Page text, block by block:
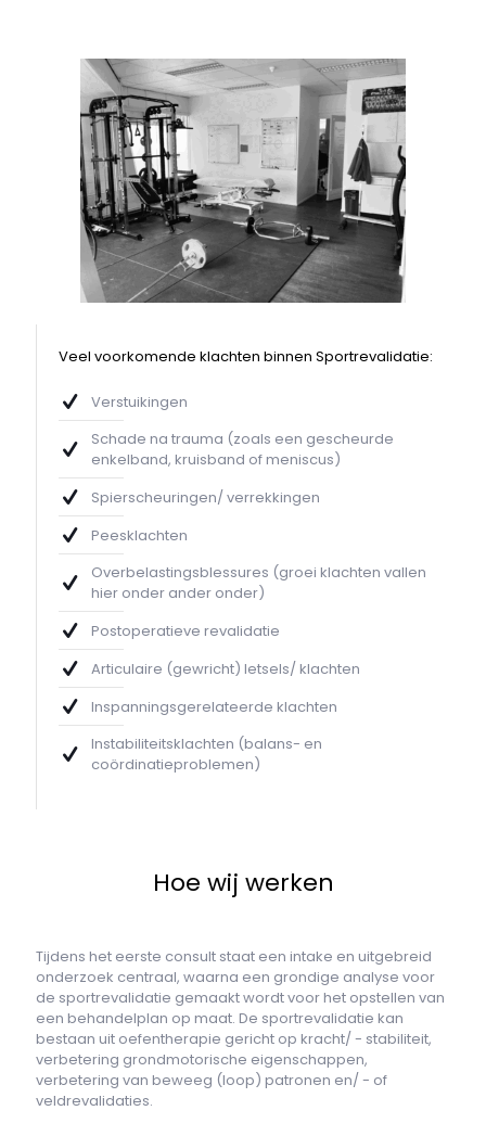
Veel voorkomende klachten binnen Sportrevalidatie:
Verstuikingen
Schade na trauma (zoals een gescheurde
enkelband, kruisband of meniscus)
Spierscheuringen/ verrekkingen
Peesklachten
Overbelastingsblessures (groei klachten vallen
hier onder ander onder)
Postoperatieve revalidatie
Articulaire (gewricht) letsels/ klachten
Inspanningsgerelateerde klachten
Instabiliteitsklachten (balans- en
coördinatieproblemen)
Hoe wij werken
Tijdens het eerste consult staat een intake en uitgebreid
onderzoek centraal, waarna een grondige analyse voor
de sportrevalidatie gemaakt wordt voor het opstellen van
een behandelplan op maat. De sportrevalidatie kan
bestaan uit oefentherapie gericht op kracht/ - stabiliteit,
verbetering grondmotorische eigenschappen,
verbetering van beweeg (loop) patronen en/ - of
veldrevalidaties.